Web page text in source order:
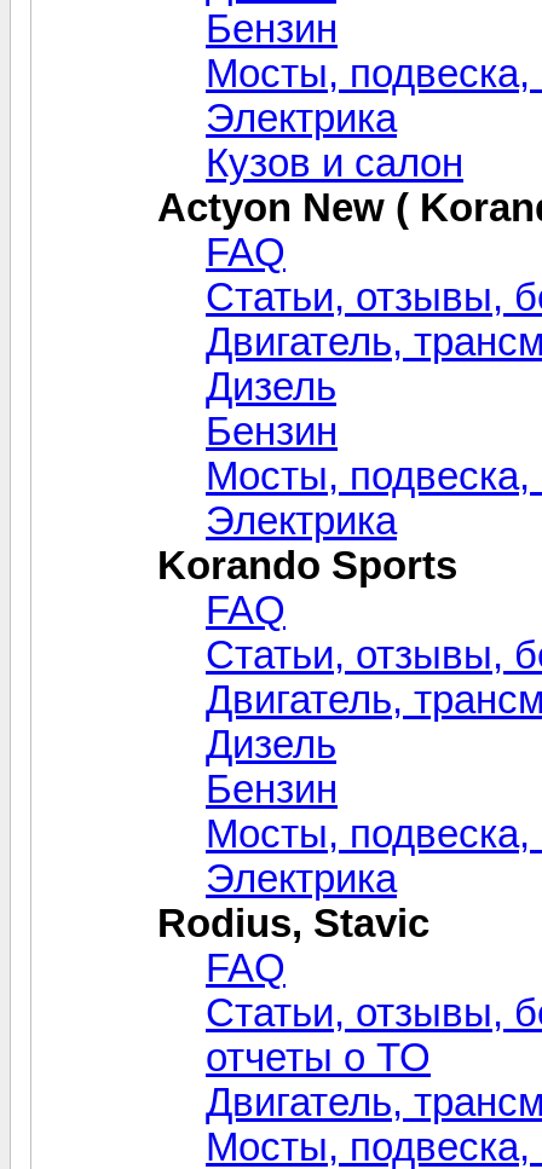
Бензин
Мосты,
Электрика
Кузов и салон
Actyon New (
FAQ
Статьи, отзывы,
Двигатель,
Дизель
Бензин
Мосты,
Электрика
Korando Sports
FAQ
Статьи, отзывы,
Двигатель,
Дизель
Бензин
Мосты,
Электрика
Rodius, Stavic
FAQ
Статьи, отзывы,
отчеты о ТО
Двигатель,
Мосты,